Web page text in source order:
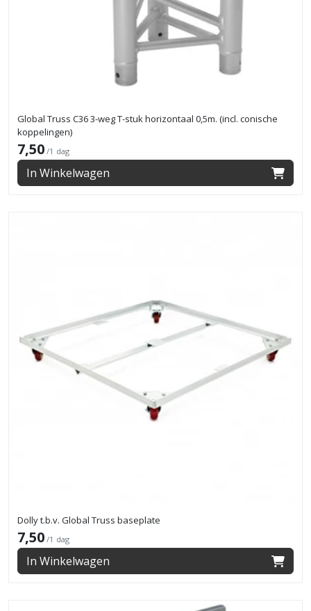
Global Truss C36 3-weg T-stuk horizontaal 0,5m. (incl. conische
koppelingen)
7,50 /1 dag
In Winkelwagen
Dolly t.b.v. Global Truss baseplate
7,50 /1 dag
In Winkelwagen